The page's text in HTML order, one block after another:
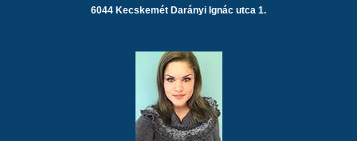
6044 Kecskemét Darányi Ignác utca 1.